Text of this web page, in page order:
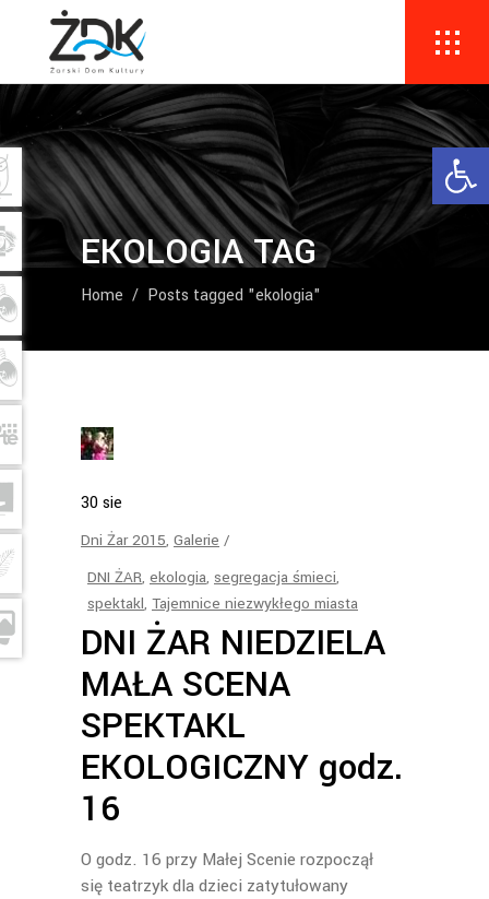
EKOLOGIA TAG
Home / Posts tagged "ekologia"
30sie
Dni Żar 2015, Galerie
DNI ŻAR, ekologia, segregacja śmieci,
spektakl, Tajemnice niezwykłego miasta
DNI ŻAR NIEDZIELA
MAŁA SCENA
SPEKTAKL
EKOLOGICZNY godz.
16
O godz. 16 przy Małej Scenie rozpoczął
się teatrzyk dla dzieci zatytułowany